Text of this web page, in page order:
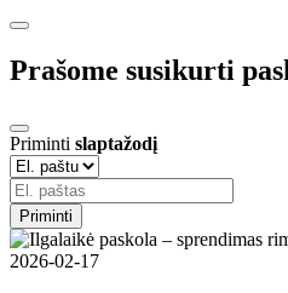
Prašome susikurti
Priminti slaptažodį
Priminti
2026-02-17